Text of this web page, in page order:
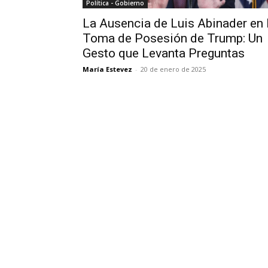
Política - Gobierno
La Ausencia de Luis Abinader en
Toma de Posesión de Trump: Un
Gesto que Levanta Preguntas
María Estevez - 20 de enero de 2025